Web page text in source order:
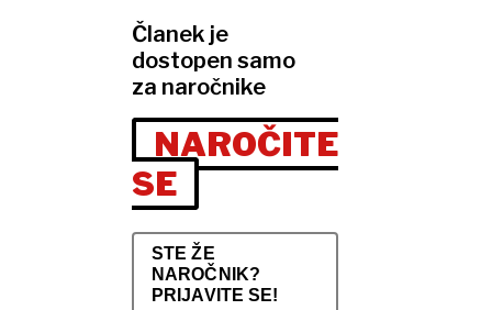
Članek je
dostopen samo
za naročnike
NAROČITE
SE
STE ŽE
NAROČNIK?
PRIJAVITE SE!